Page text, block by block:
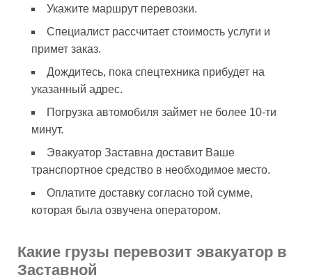
Укажите маршрут перевозки.
Специалист рассчитает стоимость услуги и
примет заказ.
Дождитесь, пока спецтехника прибудет на
указанный адрес.
Погрузка автомобиля займет не более 10-ти
минут.
Эвакуатор Заставна доставит Ваше
транспортное средство в необходимое место.
Оплатите доставку согласно той сумме,
которая была озвучена оператором.
Какие грузы перевозит эвакуатор в
Заставной